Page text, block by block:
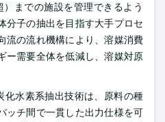
）までの施設を管理できるよう
分子の抽出を目指す大手プロセ
流の流れ機構により、溶媒消費
ー需要全体を低減し、溶媒対原
化水素系抽出技術は、原料の種
ッチ間で一貫した出力仕様を可